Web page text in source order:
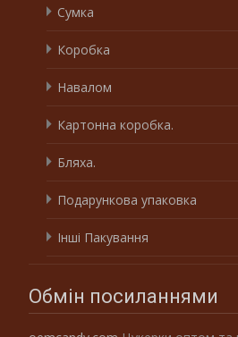
Сумка
Коробка
Навалом
Картонна коробка.
Бляха.
Подарункова упаковка
Інші Пакування
Обмін посиланнями